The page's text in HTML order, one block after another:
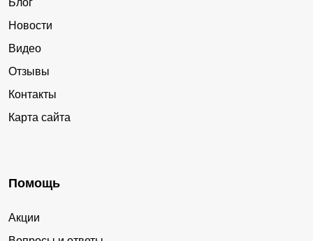
Блог
Новости
Видео
Отзывы
Контакты
Карта сайта
Помощь
Акции